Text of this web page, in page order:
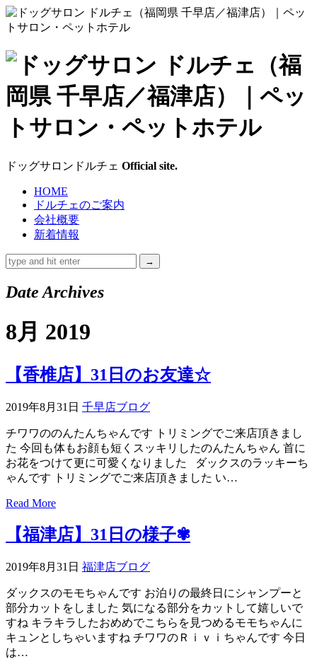
ド
ッ
グ
サ
ロ
ン
ド
ル
ェ
（福
岡
県
千
早
店
／
福
津
店）
ドッグサロンドルチェ Official site.
HOME
ドルチェのご案内
会社概要
新着情報
Date Archives
8月 2019
【香椎店】31日のお友達☆
2019年8月31日 千早店ブログ
チワワののんたんちゃんです トリミングでご来店頂きまし
た 今回も体もお顔も短くスッキリしたのんたんちゃん 首に
お花をつけて更に可愛くなりました ダックスのラッキーち
ゃんです トリミングでご来店頂きました い…
Read More
【福津店】31日の様子✾
2019年8月31日 福津店ブログ
ダックスのモモちゃんです お泊りの最終日にシャンプーと
部分カットをしました 気になる部分をカットして嬉しいで
すね キラキラしたおめめでこちらを見つめるモモちゃんに
キュンとしちゃいますね チワワのＲｉｖｉちゃんです 今日
は…